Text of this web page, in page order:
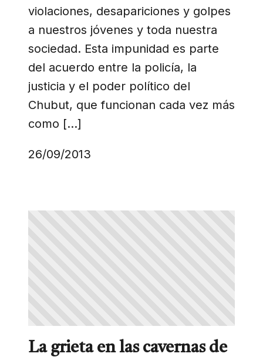
violaciones, desapariciones y golpes
a nuestros jóvenes y toda nuestra
sociedad. Esta impunidad es parte
del acuerdo entre la policía, la
justicia y el poder político del
Chubut, que funcionan cada vez más
como […]
26/09/2013
La grieta en las cavernas de